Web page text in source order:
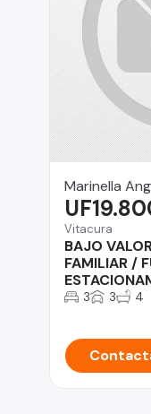
Marinella
Vitacura
BAJO
FAMILIAR /
3 3 4